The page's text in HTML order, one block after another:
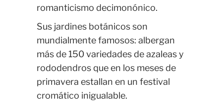
romanticismo decimonónico.
Sus jardines botánicos son
mundialmente famosos: albergan
más de 150 variedades de azaleas y
rododendros que en los meses de
primavera estallan en un festival
cromático inigualable.